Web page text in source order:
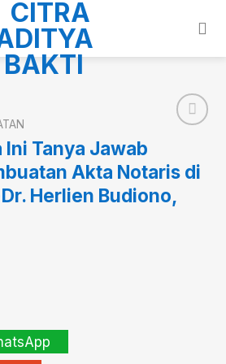
Add to
wishlist
Tanya Jawab
Akta Notaris di
Herlien Budiono,